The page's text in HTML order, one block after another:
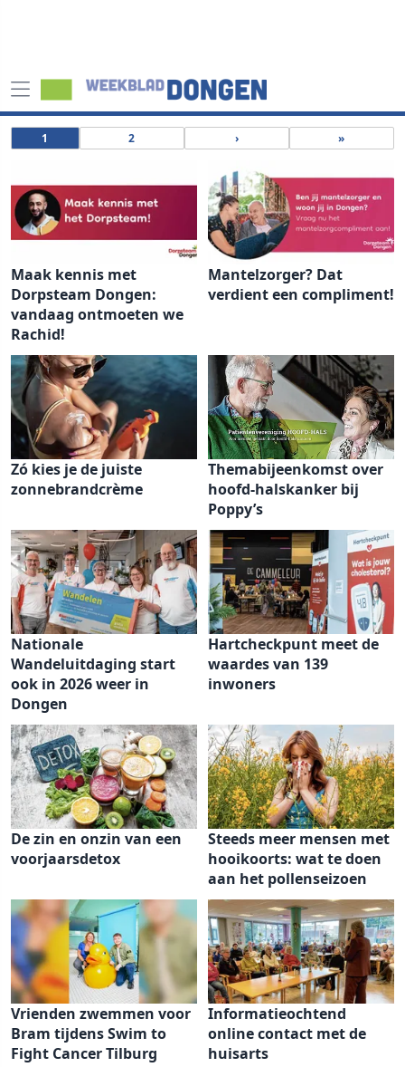
1 2 › »
Maak kennis met
Dorpsteam Dongen:
vandaag ontmoeten we
Rachid!
Mantelzorger? Dat
verdient een compliment!
Zó kies je de juiste
zonnebrandcrème
Themabijeenkomst over
hoofd-halskanker bij
Poppy’s
Nationale
Wandeluitdaging start
ook in 2026 weer in
Dongen
Hartcheckpunt meet de
waardes van 139
inwoners
De zin en onzin van een
voorjaarsdetox
Steeds meer mensen met
hooikoorts: wat te doen
aan het pollenseizoen
Vrienden zwemmen voor
Bram tijdens Swim to
Fight Cancer Tilburg
Informatieochtend
online contact met de
huisarts